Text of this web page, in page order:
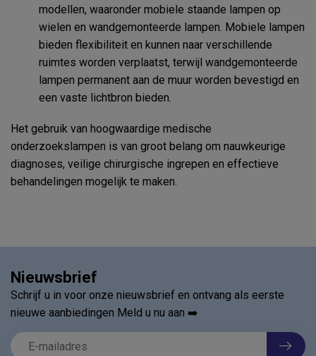
modellen, waaronder mobiele staande lampen op
wielen en wandgemonteerde lampen. Mobiele lampen
bieden flexibiliteit en kunnen naar verschillende
ruimtes worden verplaatst, terwijl wandgemonteerde
lampen permanent aan de muur worden bevestigd en
een vaste lichtbron bieden.
Het gebruik van hoogwaardige medische
onderzoekslampen is van groot belang om nauwkeurige
diagnoses, veilige chirurgische ingrepen en effectieve
behandelingen mogelijk te maken.
Nieuwsbrief
Schrijf u in voor onze nieuwsbrief en ontvang als eerste
nieuwe aanbiedingen Meld u nu aan ➡️